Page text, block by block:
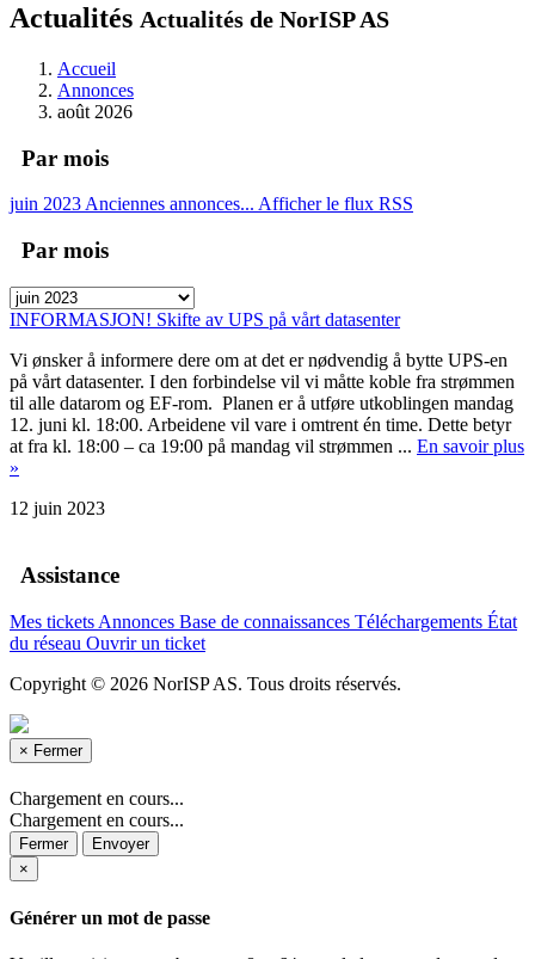
Actualités Actualités de NorISP AS
Accueil
Annonces
août 2026
Par mois
juin 2023 Anciennes annonces... Afficher le flux RSS
Par mois
INFORMASJON! Skifte av UPS på vårt datasenter
Vi ønsker å informere dere om at det er nødvendig å bytte UPS-en
på vårt datasenter. I den forbindelse vil vi måtte koble fra strømmen
til alle datarom og EF-rom. Planen er å utføre utkoblingen mandag
12. juni kl. 18:00. Arbeidene vil vare i omtrent én time. Dette betyr
at fra kl. 18:00 – ca 19:00 på mandag vil strømmen ... En savoir plus
»
12 juin 2023
Assistance
Mes tickets Annonces Base de connaissances Téléchargements État
du réseau Ouvrir un ticket
Copyright © 2026 NorISP AS. Tous droits réservés.
× Fermer
Chargement en cours...
Chargement en cours...
Fermer
Envoyer
×
Générer un mot de passe